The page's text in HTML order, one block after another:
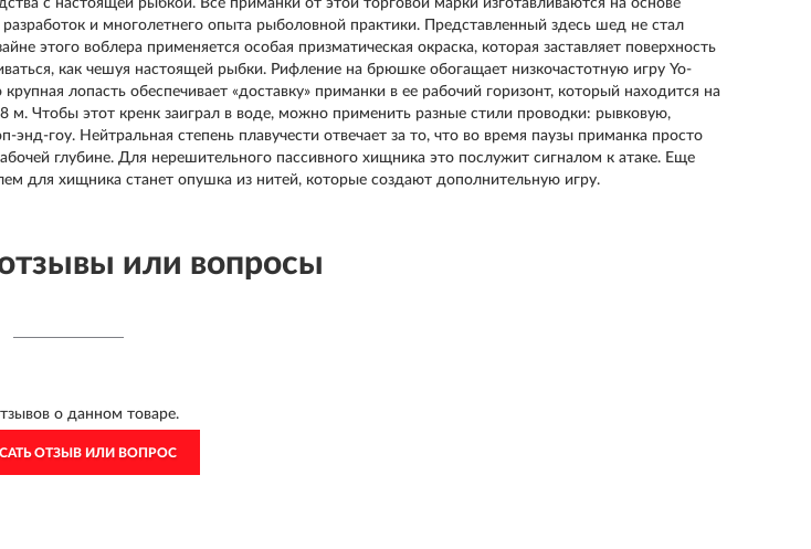
с настоящей рыбкой. Все приманки от этой торговой марки изготавливаются на основе
и многолетнего опыта рыболовной практики. Представленный здесь шед не стал
этого воблера применяется особая призматическая окраска, которая заставляет поверхность
как чешуя настоящей рыбки. Рифление на брюшке обогащает низкочастотную игру Yo-
лопасть обеспечивает «доставку» приманки в ее рабочий горизонт, который находится на
м. Чтобы этот кренк заиграл в воде, можно применить разные стили проводки: рывковую,
энд-гоу. Нейтральная степень плавучести отвечает за то, что во время паузы приманка просто
глубине. Для нерешительного пассивного хищника это послужит сигналом к атаке. Еще
для хищника станет опушка из нитей, которые создают дополнительную игру.
или вопросы
о данном товаре.
ОТЗЫВ ИЛИ ВОПРОС